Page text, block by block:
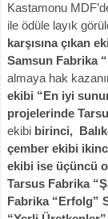
Kastamonu
ile ödüle layık
karşısına çıkan
Samsun Fabrika
almaya hak
ekibi “En iyi
projelerinde
ekibi birinci,
çember ekibi
ekibi ise üçüncü
Tarsus Fabrika
Fabrika “Erfolg”